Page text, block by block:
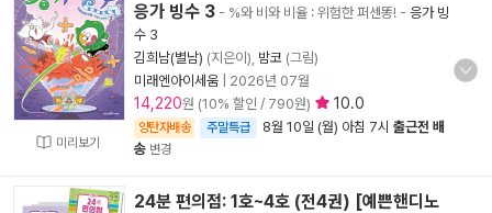
미리보기
응가 빙수 3 - %와 비와 비율 : 위험한 퍼센똥! - 응가 빙
수 3
김희남(별남) (지은이), 밤코 (그림)
미래엔아이세움
2026년 07월
14,220원 (10% 할인 / 790원) 10.0
양탄자배송 주말특급 8월 10일 (월) 아침 7시 출근전 배
송 변경
24분 편의점: 1호~4호 (전4권) [예쁜핸디노